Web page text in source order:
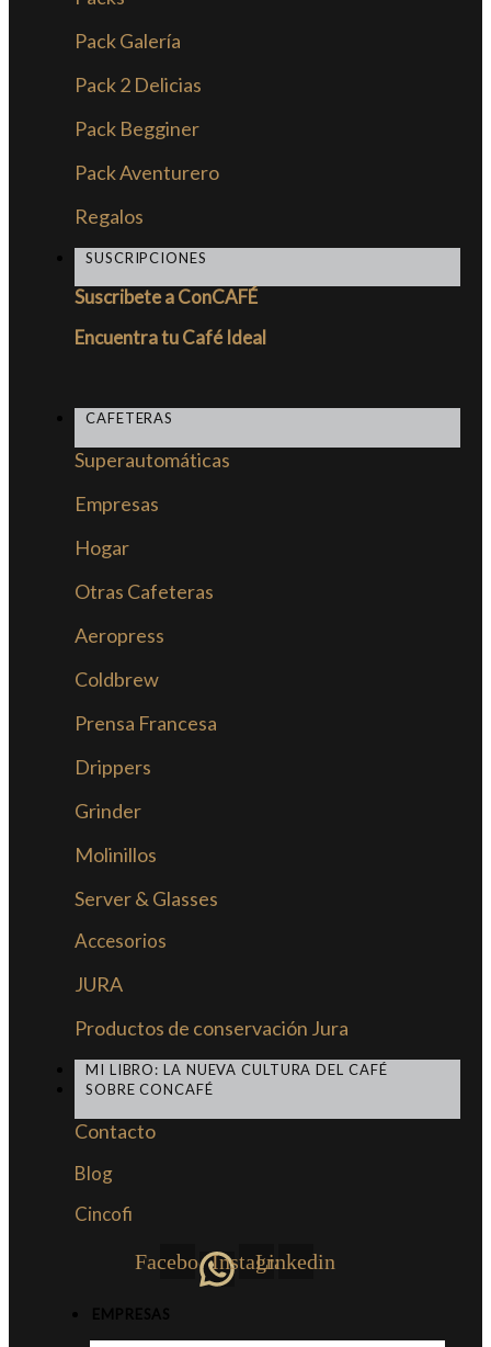
Pack Galería
Pack 2 Delicias
Pack Begginer
Pack Aventurero
Regalos
SUSCRIPCIONES
Suscribete a ConCAFÉ
Encuentra tu Café Ideal
CAFETERAS
Superautomáticas
Empresas
Hogar
Otras Cafeteras
Aeropress
Coldbrew
Prensa Francesa
Drippers
Grinder
Molinillos
Server & Glasses
Accesorios
JURA
Productos de conservación Jura
MI LIBRO: LA NUEVA CULTURA DEL CAFÉ
SOBRE CONCAFÉ
Contacto
Blog
Cincofi
FacebookInstagram
Linkedin